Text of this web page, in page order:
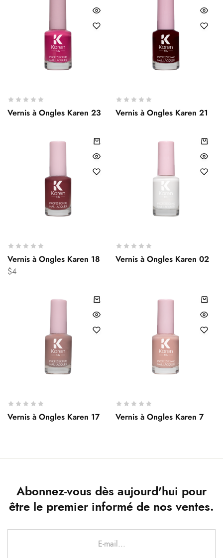
Vernis à Ongles Karen 23 Vernis à Ongles Karen 21
Vernis à Ongles Karen 18
$4
Vernis à Ongles Karen 02
Vernis à Ongles Karen 17 Vernis à Ongles Karen 7
Abonnez-vous dès aujourd'hui pour
être le premier informé de nos ventes.